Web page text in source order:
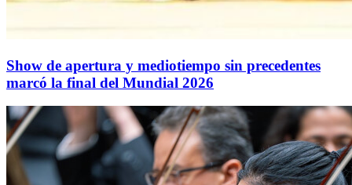
Show de apertura y mediotiempo sin precedentes
marcó la final del Mundial 2026